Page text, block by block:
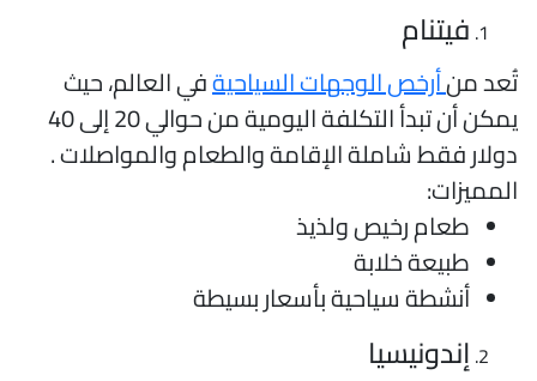
فيتنام
منأرخص الوجهات السياحيةفي العالم، حيث
يمكن أن تبدأ التكلفة اليومية من حوالي 20 إلى 40
فقط شاملة الإقامة والطعام والمواصلات .
طعام رخيص ولذيذ
طبيعة خلابة
أنشطة سياحية بأسعار بسيطة
إندونيسيا